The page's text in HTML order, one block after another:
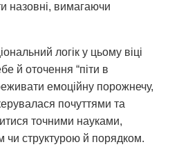
назовні, вимагаючи
логік у цьому віці
й оточення “піти в
емоційну порожнечу,
почуттями та
точними науками,
структурою й порядком.